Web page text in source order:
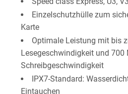
Einzelschutzhülle zum
Karte
Optimale Leistung mit bis
Lesegeschwindigkeit und 700
Schreibgeschwindigkeit​
IPX7-Standard:
Eintauchen​